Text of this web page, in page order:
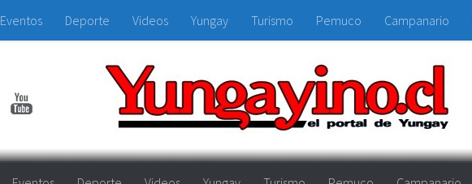
Eventos Deporte Videos Yungay Turismo Pemuco Campanario